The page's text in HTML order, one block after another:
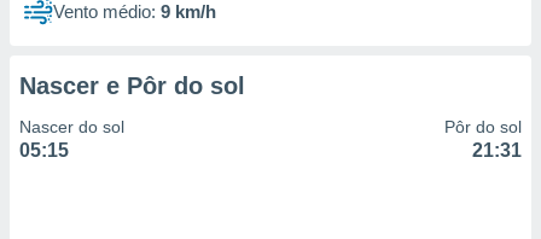
Vento médio: 9 km/h
Nascer e Pôr do sol
Nascer do sol
05:15
Pôr do sol
21:31